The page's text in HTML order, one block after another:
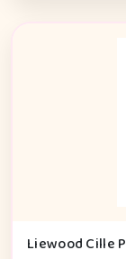
Liewood Cille